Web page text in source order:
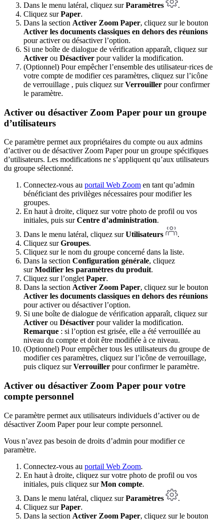
Dans le menu latéral, cliquez surParamètres
.
Cliquez surPaper.
Dans la section Activer Zoom Paper, cliquez sur le bouton
Activer les documents classiques en dehors des réunions
pour activer ou désactiver l’option.
Si une boîte de dialogue de vérification apparaît, cliquez sur
Activer ou Désactiver pour valider la modification.
(Optionnel) Pour empêcher l’ensemble des utilisateur·rices de
votre compte de modifier ces paramètres, cliquez sur l’icône
de verrouillage , puis cliquez surVerrouiller pour confirmer
le paramètre.
Activer ou désactiver Zoom Paper pour un groupe
d’utilisateurs
Ce paramètre permet aux propriétaires du compte ou aux admins
d’activer ou de désactiver Zoom Paper pour un groupe spécifiques
d’utilisateurs. Les modifications ne s’appliquent qu’aux utilisateurs
du groupe sélectionné.
Connectez-vous au portail Web Zoom en tant qu’admin
bénéficiant des privilèges nécessaires pour modifier les
groupes.
En haut à droite, cliquez sur votre photo de profil ou vos
initiales, puis surCentre d’administration.
Dans le menu latéral, cliquez surUtilisateurs
.
Cliquez surGroupes.
Cliquez sur le nom du groupe concerné dans la liste.
Dans la section Configuration générale, cliquez
surModifier les paramètres du produit.
Cliquez sur l’onglet Paper.
Dans la section Activer Zoom Paper, cliquez sur le bouton
Activer les documents classiques en dehors des réunions
pour activer ou désactiver l’option.
Si une boîte de dialogue de vérification apparaît, cliquez sur
Activer ou Désactiver pour valider la modification.
Remarque : si l’option est grisée, elle a été verrouillée au
niveau du compte et doit être modifiée à ce niveau.
(Optionnel) Pour empêcher tous les utilisateurs du groupe de
modifier ces paramètres, cliquez sur l’icône de verrouillage,
puis cliquez surVerrouiller pour confirmer le paramètre.
Activer ou désactiver Zoom Paper pour votre
compte personnel
Ce paramètre permet aux utilisateurs individuels d’activer ou de
désactiver Zoom Paper pour leur compte personnel.
Vous n’avez pas besoin de droits d’admin pour modifier ce
paramètre.
Connectez-vous au portail Web Zoom.
En haut à droite, cliquez sur votre photo de profil ou vos
initiales, puis cliquez surMon compte.
Dans le menu latéral, cliquez surParamètres
.
Cliquez surPaper.
Dans la section Activer Zoom Paper, cliquez sur le bouton